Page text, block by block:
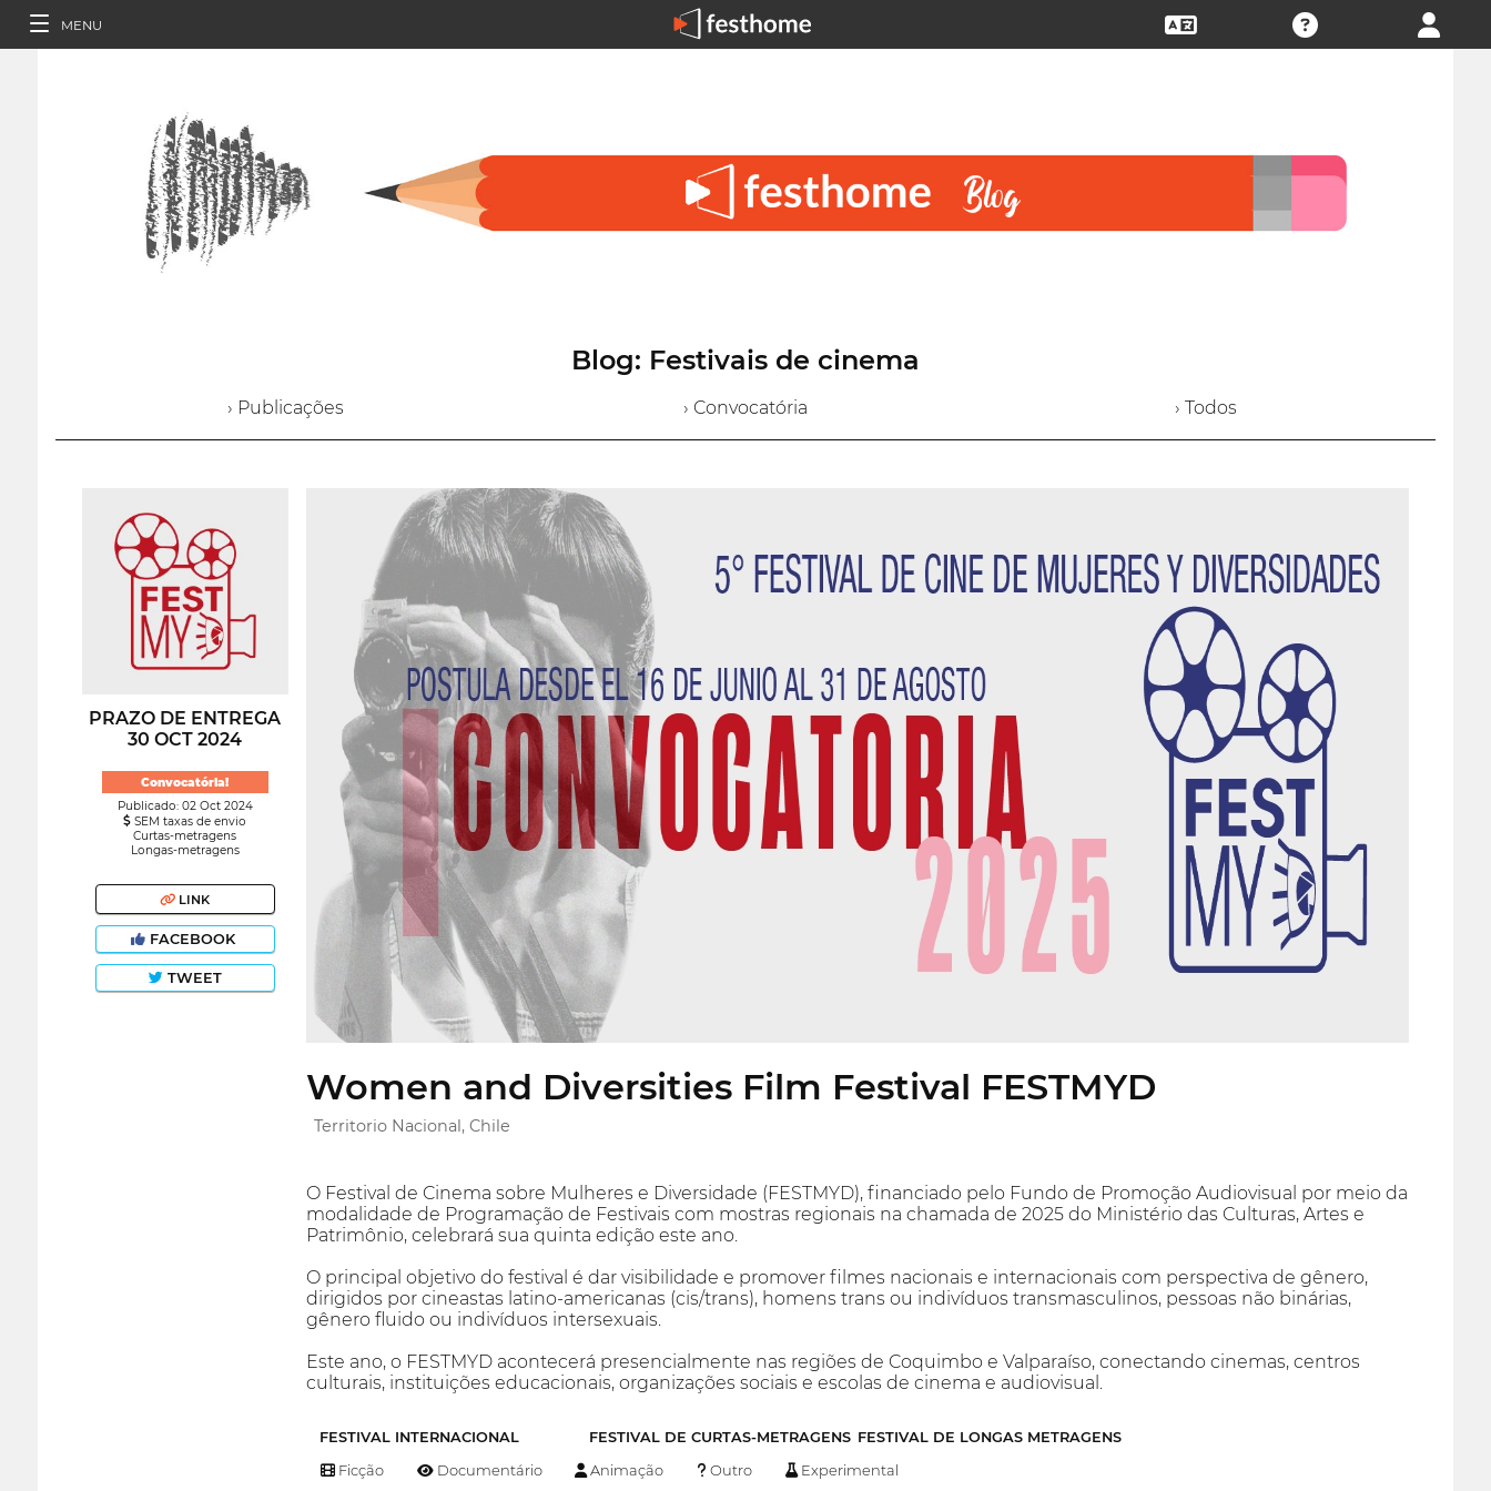
MENU
Blog: Festivais de cinema
› Publicações › Convocatória › Todos
PRAZO DE ENTREGA
30 OCT 2024
Convocatória!
Publicado: 02 Oct 2024
SEM taxas de envio
Curtas-metragens
Longas-metragens
LINK
FACEBOOK
TWEET
Women and Diversities Film Festival FESTMYD
Territorio Nacional, Chile
O Festival de Cinema sobre Mulheres e Diversidade (FESTMYD), financiado pelo Fundo de Promoção Audiovisual por meio da
modalidade de Programação de Festivais com mostras regionais na chamada de 2025 do Ministério das Culturas, Artes e
Patrimônio, celebrará sua quinta edição este ano.
O principal objetivo do festival é dar visibilidade e promover filmes nacionais e internacionais com perspectiva de gênero,
dirigidos por cineastas latino-americanas (cis/trans), homens trans ou indivíduos transmasculinos, pessoas não binárias,
gênero fluido ou indivíduos intersexuais.
Este ano, o FESTMYD acontecerá presencialmente nas regiões de Coquimbo e Valparaíso, conectando cinemas, centros
culturais, instituições educacionais, organizações sociais e escolas de cinema e audiovisual.
FESTIVAL INTERNACIONAL FESTIVAL DE CURTAS-METRAGENS FESTIVAL DE LONGAS METRAGENS
Ficção Documentário Animação Outro Experimental